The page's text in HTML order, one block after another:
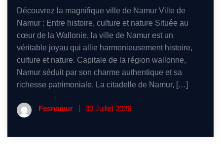
Découvrez la magnifique ville de Namur Ville de
Namur : Entre histoire, culture et nature Située au
cœur de la Wallonie, la ville de Namur est un
véritable joyau qui allie harmonieusement histoire,
culture et nature. Capitale de la région wallonne,
Namur séduit par son charme authentique et sa
richesse patrimoniale. La citadelle de Namur, […]
Fesnamur 30 Juillet 2026